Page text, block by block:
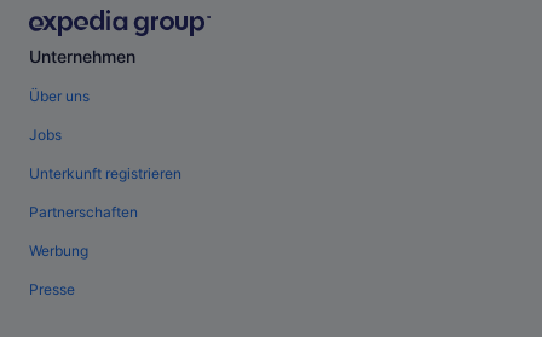
Unternehmen
Über uns
Jobs
Unterkunft registrieren
Partnerschaften
Werbung
Presse